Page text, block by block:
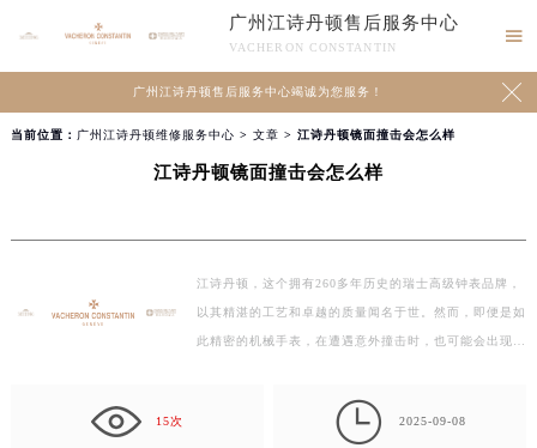
广州江诗丹顿售后服务中心
VACHERON CONSTANTIN

广州江诗丹顿售后服务中心竭诚为您服务！ 
当前位置： 广州江诗丹顿维修服务中心 > 文章 > 江诗丹顿镜面撞击会怎么样
江诗丹顿镜面撞击会怎么样
江诗丹顿，这个拥有260多年历史的瑞士高级钟表品牌，
以其精湛的工艺和卓越的质量闻名于世。然而，即便是如
此精密的机械手表，在遭遇意外撞击时，也可能会出现不
15次  2025-09-08